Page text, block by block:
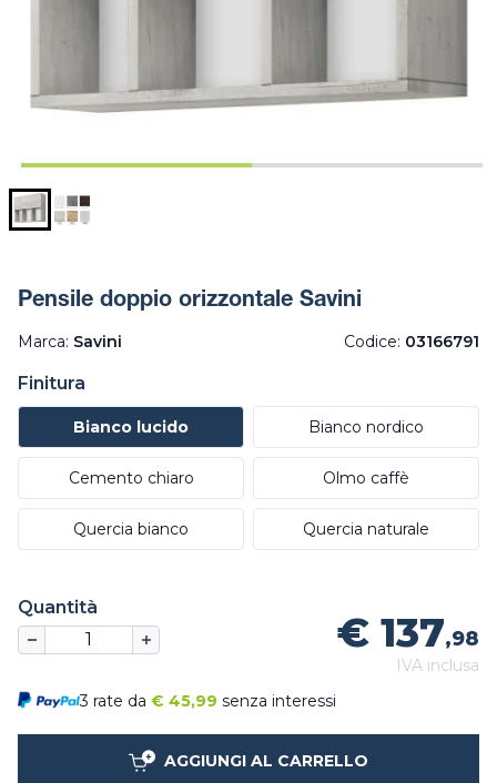
Pensile doppio orizzontale Savini
Marca: Savini Codice: 03166791
Finitura
Bianco lucido Bianco nordico
Cemento chiaro Olmo caffè
Quercia bianco Quercia naturale
Quantità
€ 137,98
IVA inclusa
3 rate da € 45,99 senza interessi
AGGIUNGI AL CARRELLO